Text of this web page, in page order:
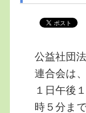
公益社団
連合会は
１日午後
時５分ま